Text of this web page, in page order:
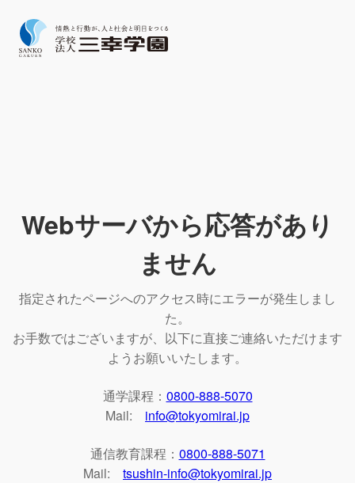
Webサーバから応答があり
ません
指定されたページへのアクセス時にエラーが発生しまし
た。
お手数ではございますが、以下に直接ご連絡いただけます
ようお願いいたします。
通学課程： 0800-888-5070
Mail: info@tokyomirai.jp
通信教育課程： 0800-888-5071
Mail: tsushin-info@tokyomirai.jp